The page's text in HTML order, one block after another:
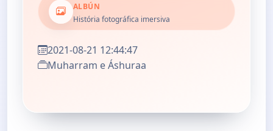
ALBÚN
História fotográfica imersiva
2021-08-21 12:44:47
Muharram e Áshuraa